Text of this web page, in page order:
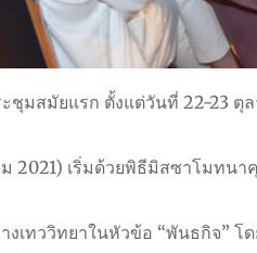
ชุมสมัยแรก ตั้งแต่วันที่ 22-23 ตุ
2021) เริ่มด้วยพิธีมิสซาโมทนา
เทววิทยาในหัวข้อ “พันธกิจ”